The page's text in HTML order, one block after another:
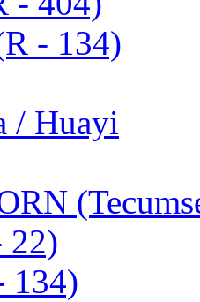
- 134)
/ Huayi
22)
134)